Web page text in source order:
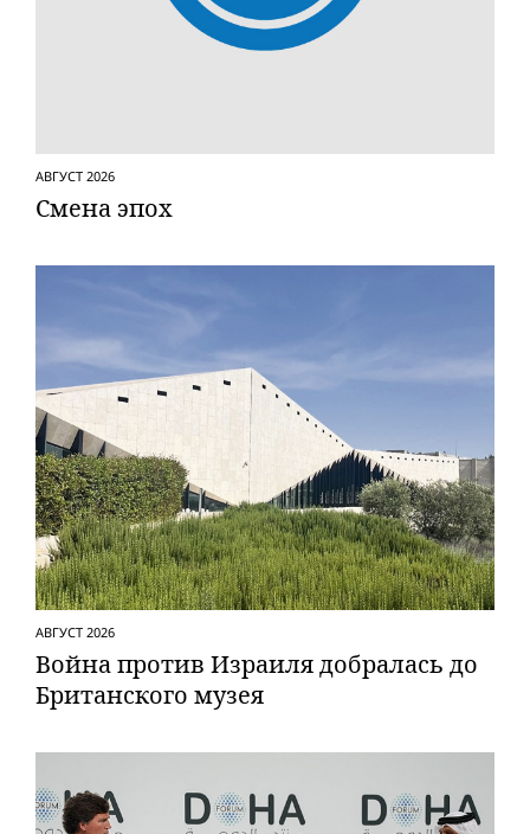
АВГУСТ 2026
Смена эпох
АВГУСТ 2026
Вой­на против Израиля добралась до
Британского музея